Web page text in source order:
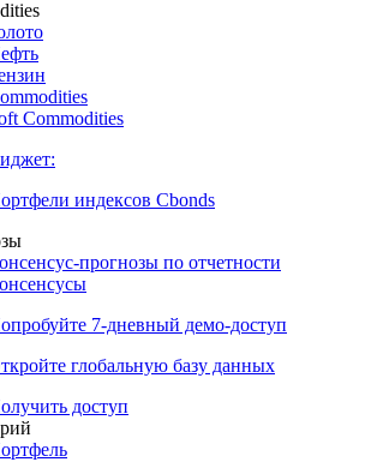
Commodities
индексов Cbonds
прогнозы по отчетности
7-дневный демо-доступ
глобальную базу данных
доступ